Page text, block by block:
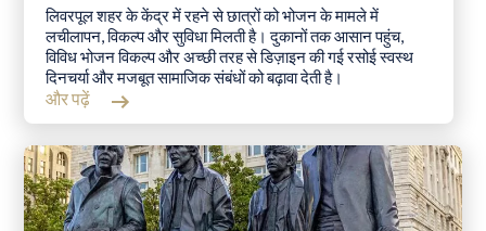
लिवरपूल शहर के केंद्र में रहने से छात्रों को भोजन के मामले में
लचीलापन, विकल्प और सुविधा मिलती है। दुकानों तक आसान पहुंच,
विविध भोजन विकल्प और अच्छी तरह से डिज़ाइन की गई रसोई स्वस्थ
दिनचर्या और मजबूत सामाजिक संबंधों को बढ़ावा देती है।
और पढ़ें